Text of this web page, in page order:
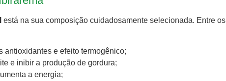
está na sua composição cuidadosamente selecionada. Entre os
antioxidantes e efeito termogênico;
e inibir a produção de gordura;
a energia;